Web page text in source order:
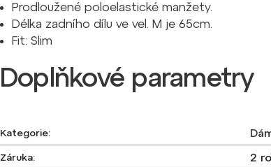
Prodloužené poloelastické manžety.
Délka zadního dílu ve vel. M je 65cm.
Fit: Slim
Doplňkové parametry
Kategorie:
Záruka: 2